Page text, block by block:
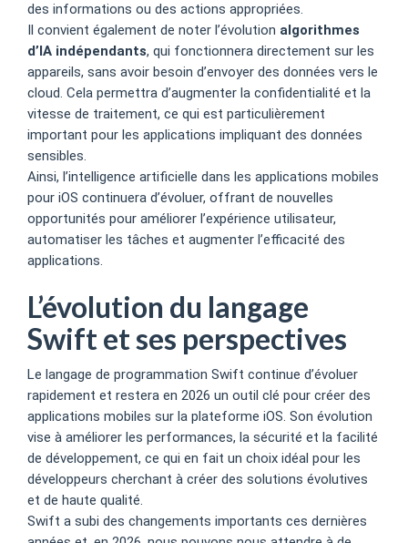
des informations ou des actions appropriées.
Il convient également de noter l’évolution algorithmes
d’IA indépendants, qui fonctionnera directement sur les
appareils, sans avoir besoin d’envoyer des données vers le
cloud. Cela permettra d’augmenter la confidentialité et la
vitesse de traitement, ce qui est particulièrement
important pour les applications impliquant des données
sensibles.
Ainsi, l’intelligence artificielle dans les applications mobiles
pour iOS continuera d’évoluer, offrant de nouvelles
opportunités pour améliorer l’expérience utilisateur,
automatiser les tâches et augmenter l’efficacité des
applications.
L’évolution du langage
Swift et ses perspectives
Le langage de programmation Swift continue d’évoluer
rapidement et restera en 2026 un outil clé pour créer des
applications mobiles sur la plateforme iOS. Son évolution
vise à améliorer les performances, la sécurité et la facilité
de développement, ce qui en fait un choix idéal pour les
développeurs cherchant à créer des solutions évolutives
et de haute qualité.
Swift a subi des changements importants ces dernières